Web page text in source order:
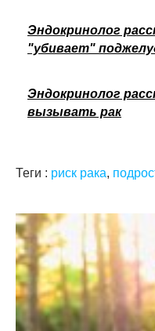
Эндокринолог
"убивает"
Эндокринолог
вызывать рак
Теги : риск рака,